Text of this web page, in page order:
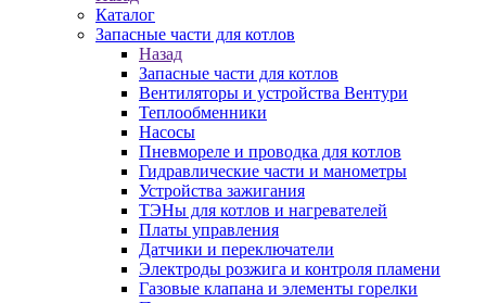
Каталог
Запасные части для котлов
Назад
Запасные части для котлов
Вентиляторы и устройства Вентури
Теплообменники
Насосы
Пневмореле и проводка для котлов
Гидравлические части и манометры
Устройства зажигания
ТЭНы для котлов и нагревателей
Платы управления
Датчики и переключатели
Электроды розжига и контроля пламени
Газовые клапана и элементы горелки